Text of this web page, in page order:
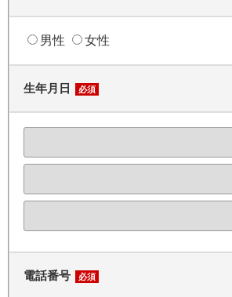
男性 女性
生年月日 必須
電話番号 必須